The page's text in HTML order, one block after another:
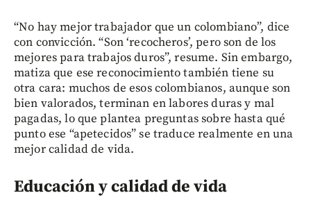
“No hay mejor trabajador que un colombiano”, dice
con convicción. “Son ‘recocheros’, pero son de los
mejores para trabajos duros”, resume. Sin embargo,
matiza que ese reconocimiento también tiene su
otra cara: muchos de esos colombianos, aunque son
bien valorados, terminan en labores duras y mal
pagadas, lo que plantea preguntas sobre hasta qué
punto ese “apetecidos” se traduce realmente en una
mejor calidad de vida.
Educación y calidad de vida